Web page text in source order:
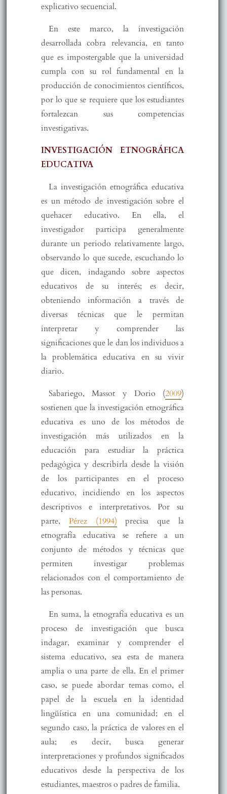
explicativo secuencial.
En este marco, la investigación
desarrollada cobra relevancia, en tanto
que es impostergable que la universidad
cumpla con su rol fundamental en la
producción de conocimientos científicos,
por lo que se requiere que los estudiantes
fortalezcan sus competencias
investigativas.
INVESTIGACIÓN ETNOGRÁFICA
EDUCATIVA
La investigación etnográfica educativa
es un método de investigación sobre el
quehacer educativo. En ella, el
investigador participa generalmente
durante un periodo relativamente largo,
observando lo que sucede, escuchando lo
que dicen, indagando sobre aspectos
educativos de su interés; es decir,
obteniendo información a través de
diversas técnicas que le permitan
interpretar y comprender las
significaciones que le dan los individuos a
la problemática educativa en su vivir
diario.
Sabariego, Massot y Dorio (2009)
sostienen que la investigación etnográfica
educativa es uno de los métodos de
investigación más utilizados en la
educación para estudiar la práctica
pedagógica y describirla desde la visión
de los participantes en el proceso
educativo, incidiendo en los aspectos
descriptivos e interpretativos. Por su
parte, Pérez (1994) precisa que la
etnografía educativa se refiere a un
conjunto de métodos y técnicas que
permiten investigar problemas
relacionados con el comportamiento de
las personas.
En suma, la etnografía educativa es un
proceso de investigación que busca
indagar, examinar y comprender el
sistema educativo, sea esta de manera
amplia o una parte de ella. En el primer
caso, se puede abordar temas como, el
papel de la escuela en la identidad
lingüística en una comunidad; en el
segundo caso, la práctica de valores en el
aula; es decir, busca generar
interpretaciones y profundos significados
educativos desde la perspectiva de los
estudiantes, maestros o padres de familia.